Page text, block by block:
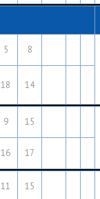
5
8
18 14
9 15
16 17
11 15